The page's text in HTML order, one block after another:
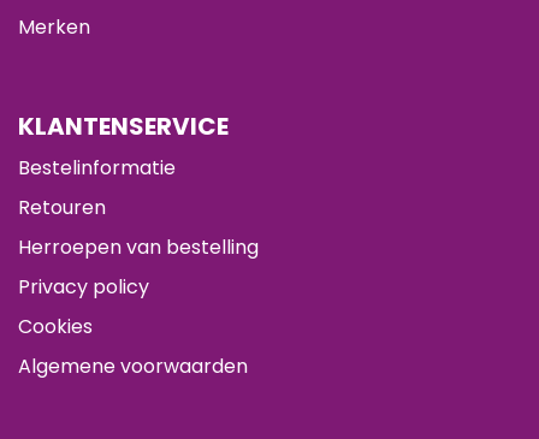
Merken
KLANTENSERVICE
Bestelinformatie
Retouren
Herroepen van bestelling
Privacy policy
Cookies
Algemene voorwaarden